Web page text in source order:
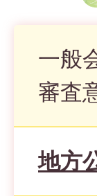
一般
審査
地方